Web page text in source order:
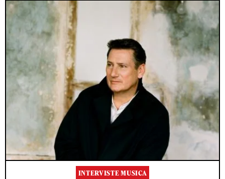
INTERVISTE MUSICA